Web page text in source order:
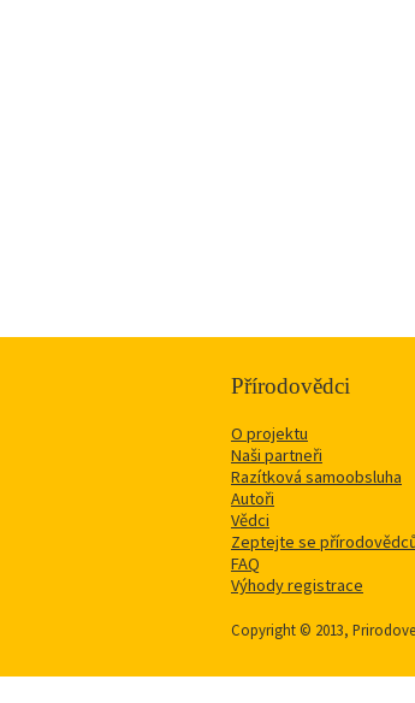
Přírodovědci
O projektu
Naši partneři
Razítková samoobsluha
Autoři
Vědci
Zeptejte se
FAQ
Výhody registrace
Copyright © 2013,